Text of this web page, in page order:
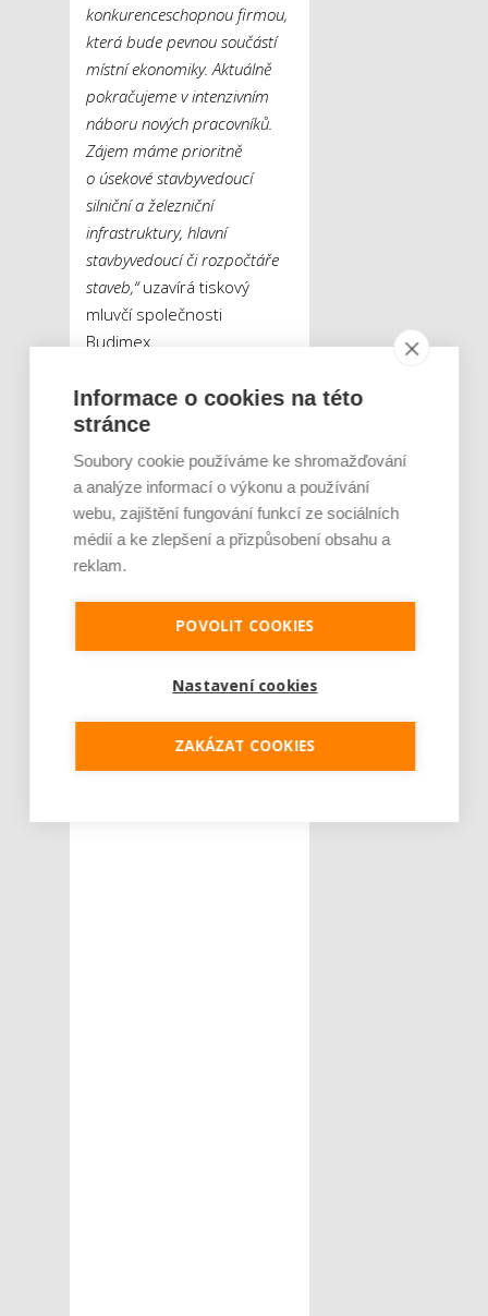
konkurenceschopnou firmou,
která bude pevnou součástí
místní ekonomiky. Aktuálně
pokračujeme v intenzivním
náboru nových pracovníků.
Zájem máme prioritně
o úsekové stavbyvedoucí
silniční a železniční
infrastruktury, hlavní
stavbyvedoucí či rozpočtáře
staveb,“uzavírá tiskový
mluvčí společnosti
Budimex.
ŠTÍTKY :
budimex
doprava
Michal Wrzosek
nádraží
výstavba
Informace o cookies na této
stránce
Soubory cookie používáme ke shromažďování
a analýze informací o výkonu a používání
webu, zajištění fungování funkcí ze sociálních
médií a ke zlepšení a přizpůsobení obsahu a
reklam.
POVOLIT COOKIES
Nastavení cookies
ZAKÁZAT COOKIES